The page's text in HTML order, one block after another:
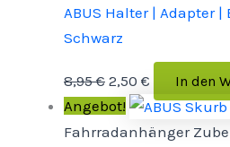
ABUS Halter | Adapter |
Schwarz
8,95€ 2,50 € In den
Angebot!
Fahrradanhänger